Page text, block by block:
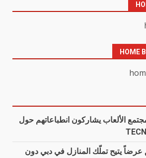
HOME
مجتمع الألعاب يشاركون انطباعاتهم حول
عرضاً يتيح تملّك المنازل في دبي دون